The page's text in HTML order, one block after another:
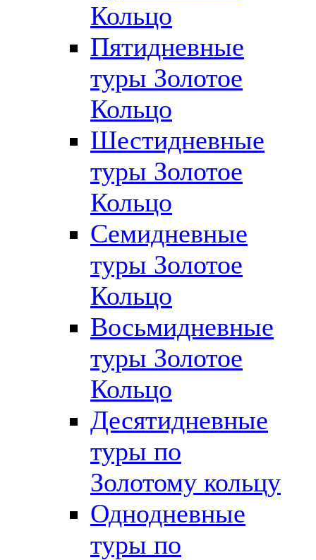
Кольцо
Пятидневные
туры Золотое
Кольцо
Шестидневные
туры Золотое
Кольцо
Семидневные
туры Золотое
Кольцо
Восьмидневные
туры Золотое
Кольцо
Десятидневные
туры по
Золотому кольцу
Однодневные
туры по